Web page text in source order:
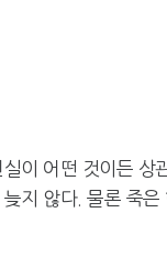
이 어떤 것이든 상
지 않다. 물론 죽은